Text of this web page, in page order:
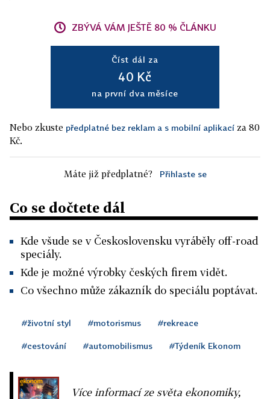
ZBÝVÁ VÁM JEŠTĚ 80 % ČLÁNKU
Číst dál za
40 Kč
na první dva měsíce
Nebo zkuste předplatné bez reklam a s mobilní aplikací za 80
Kč.
Máte již předplatné? Přihlaste se
Co se dočtete dál
Kde všude se v Československu vyráběly off-road
speciály.
Kde je možné výrobky českých firem vidět.
Co všechno může zákazník do speciálu poptávat.
#životní styl #motorismus #rekreace
#cestování #automobilismus #Týdeník Ekonom
Více informací ze světa ekonomiky,